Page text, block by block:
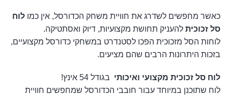
כאשר מחפשים לשדרג את חוויית משחק הכדורסל, אין כמו לוח
סל זכוכית להעניק תחושת מקצועיות, דיוק ואסתטיקה.
לוחות הסל מזכוכית הפכו לסטנדרט במשחקי כדורסל מקצועיים,
בזכות היתרונות הרבים שהם מציעים.
לוח סל זכוכית מקצועי ואיכותי בגודל 54 אינץ!
לוח שתוכנן במיוחד עבור חובבי הכדורסל שמחפשים חוויית